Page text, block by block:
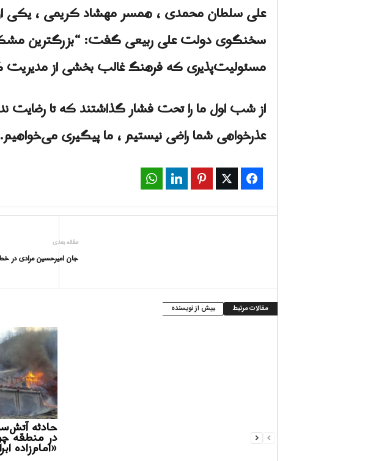
علی سلطان محمدی ، همسر مهشاد کریمی ، یکی از
سخنگوی دولت علی ربیعی گفت: “بزرگترین
مسئولیت‌پذیری که فرهنگ غالب بخشی از
از شب اول ما را تحت فشار گذاشتند که تا رضایت
عذرخواهی شما راضی نیستیم ، ما پیگیری
Facebook
Twitter
Pinterest
LinkedIn
مقاله بعدی
جان امیرحسین مرادی در
مقالات مرتبط بیش از نویسنده
حادثه
در منطقه
«امام‌زاده